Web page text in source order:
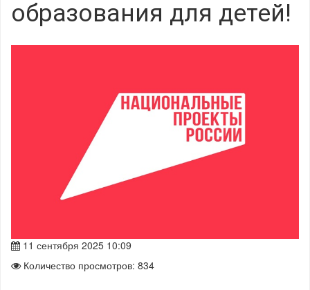
образования для детей!
11 сентября 2025 10:09
Количество просмотров: 834